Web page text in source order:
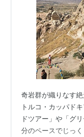
奇岩群が織りなす
トルコ・カッパド
ドツアー」や「グ
分のペースでじっ